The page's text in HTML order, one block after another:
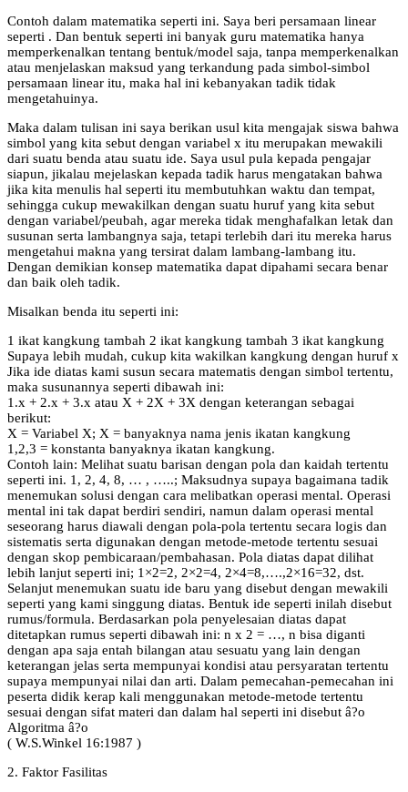
Contoh dalam matematika seperti ini. Saya beri persamaan linear
seperti . Dan bentuk seperti ini banyak guru matematika hanya
memperkenalkan tentang bentuk/model saja, tanpa memperkenalkan
atau menjelaskan maksud yang terkandung pada simbol-simbol
persamaan linear itu, maka hal ini kebanyakan tadik tidak
mengetahuinya.
Maka dalam tulisan ini saya berikan usul kita mengajak siswa bahwa
simbol yang kita sebut dengan variabel x itu merupakan mewakili
dari suatu benda atau suatu ide. Saya usul pula kepada pengajar
siapun, jikalau mejelaskan kepada tadik harus mengatakan bahwa
jika kita menulis hal seperti itu membutuhkan waktu dan tempat,
sehingga cukup mewakilkan dengan suatu huruf yang kita sebut
dengan variabel/peubah, agar mereka tidak menghafalkan letak dan
susunan serta lambangnya saja, tetapi terlebih dari itu mereka harus
mengetahui makna yang tersirat dalam lambang-lambang itu.
Dengan demikian konsep matematika dapat dipahami secara benar
dan baik oleh tadik.
Misalkan benda itu seperti ini:
1 ikat kangkung tambah 2 ikat kangkung tambah 3 ikat kangkung
Supaya lebih mudah, cukup kita wakilkan kangkung dengan huruf x
Jika ide diatas kami susun secara matematis dengan simbol tertentu,
maka susunannya seperti dibawah ini:
1.x + 2.x + 3.x atau X + 2X + 3X dengan keterangan sebagai
berikut:
X = Variabel X; X = banyaknya nama jenis ikatan kangkung
1,2,3 = konstanta banyaknya ikatan kangkung.
Contoh lain: Melihat suatu barisan dengan pola dan kaidah tertentu
seperti ini. 1, 2, 4, 8, … , …..; Maksudnya supaya bagaimana tadik
menemukan solusi dengan cara melibatkan operasi mental. Operasi
mental ini tak dapat berdiri sendiri, namun dalam operasi mental
seseorang harus diawali dengan pola-pola tertentu secara logis dan
sistematis serta digunakan dengan metode-metode tertentu sesuai
dengan skop pembicaraan/pembahasan. Pola diatas dapat dilihat
lebih lanjut seperti ini; 1×2=2, 2×2=4, 2×4=8,….,2×16=32, dst.
Selanjut menemukan suatu ide baru yang disebut dengan mewakili
seperti yang kami singgung diatas. Bentuk ide seperti inilah disebut
rumus/formula. Berdasarkan pola penyelesaian diatas dapat
ditetapkan rumus seperti dibawah ini: n x 2 = …, n bisa diganti
dengan apa saja entah bilangan atau sesuatu yang lain dengan
keterangan jelas serta mempunyai kondisi atau persyaratan tertentu
supaya mempunyai nilai dan arti. Dalam pemecahan-pemecahan ini
peserta didik kerap kali menggunakan metode-metode tertentu
sesuai dengan sifat materi dan dalam hal seperti ini disebut â?o
Algoritma â?o
( W.S.Winkel 16:1987 )
2. Faktor Fasilitas